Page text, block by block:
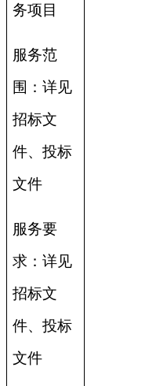
务项目
服务范
围：详见
招标文
件、投标
文件
服务要
求：详见
招标文
件、投标
文件